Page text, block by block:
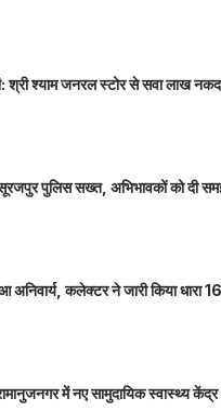
श्री श्याम जनरल स्टोर से सवा लाख नकद
पुलिस सख्त, अभिभावकों को दी
अनिवार्य, कलेक्टर ने जारी किया
में नए सामुदायिक स्वास्थ्य